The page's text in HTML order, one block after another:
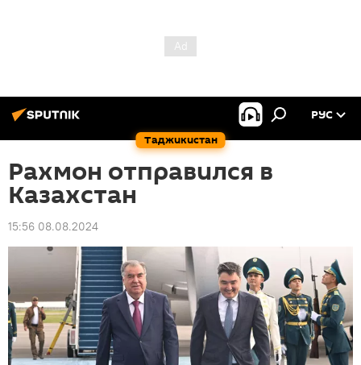
Таджикистан
РУС
Рахмон отправился в
Казахстан
15:56 08.08.2024